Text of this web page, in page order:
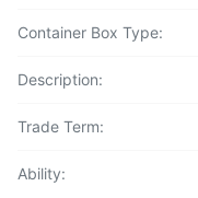
Container Box Type:
Description:
Trade Term:
Ability: